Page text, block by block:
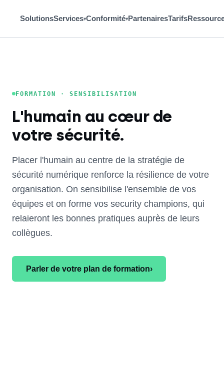
SolutionsServices▾Conformité▾PartenairesTarifs
FORMATION · SENSIBILISATION
L'humain au cœur de
votre sécurité.
Placer l'humain au centre de la stratégie de
sécurité numérique renforce la résilience de votre
organisation. On sensibilise l'ensemble de vos
équipes et on forme vos security champions, qui
relaieront les bonnes pratiques auprès de leurs
collègues.
Parler de votre plan de formation›